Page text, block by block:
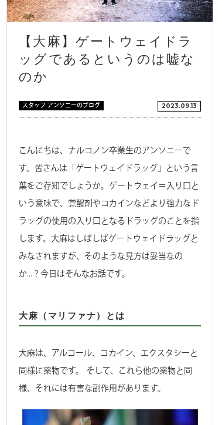
【大麻】ゲートウェイドラ
ッグであるというのは嘘な
のか
スタッフ アンソニーのブログ 2023.09.13
こんにちは、ナルコノン卒業生のアンソニーで
す。皆さんは「ゲートウェイドラッグ」という言
葉をご存知でしょうか。ゲートウェイ＝入り口と
いう意味で、覚醒剤やコカインなどより強力なド
ラッグの使用の入り口となるドラッグのことを指
します。大麻はしばしばゲートウェイドラッグと
みなされますが、そのような見方は妥当なの
か…？今日はそんなお話です。
大麻（マリファナ）とは
大麻は、アルコール、コカイン、エクスタシーと
同様に薬物です。 そして、これら他の薬物と同
様、それには有害な副作用があります。